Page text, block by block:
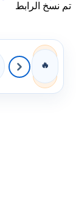
تم نسخ الرابط
🔥